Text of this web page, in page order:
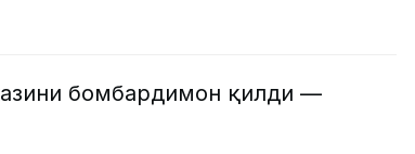
бомбардимон қилди —